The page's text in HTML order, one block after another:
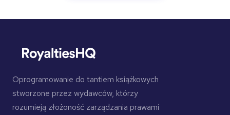
Oprogramowanie do tantiem książkowych
stworzone przez wydawców, którzy
rozumieją złożoność zarządzania prawami